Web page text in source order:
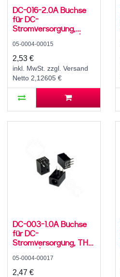
DC-016-2.0A Buchse
für DC-
Stromversorgung,
Lötfahnen, für 5,5 /
2,1mm Hohlstecker, 30
V, 500 mA, 0°, -20..70
°C
05-0004-00015
2,53 €
inkl. MwSt. zzgl. Versand
Netto 2,12605 €
DC-003-1.0A Buchse
für DC-
Stromversorgung, THT,
für 3,5 / 1,1 mm
Hohlstecker, 30 V, 500
mA, 90°, -20..70 °C
05-0004-00017
2,47 €